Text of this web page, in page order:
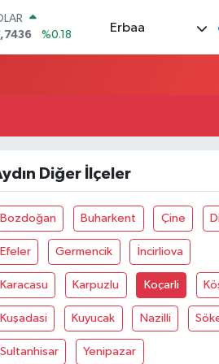
%0.18
%-14
Erbaa
Diğer İlçeler
Bozdoğan Buharkent Çine
Efeler Germencik İncirliova
Karacasu Karpuzlu Koçarli
Kuşadasi Kuyucak Nazilli
Sultanhisar Yenipazar